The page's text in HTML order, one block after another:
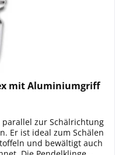
mit Aluminiumgriff
zur Schälrichtung
Er ist ideal zum Schälen
und bewältigt auch